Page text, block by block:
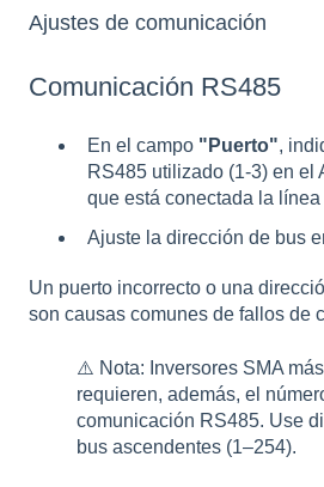
Ajustes de comunicación
Comunicación RS485
En el campo "Puerto",
RS485 utilizado (1-3) en el
que está conectada la línea
Ajuste la dirección de bus
Un puerto incorrecto o una
son causas comunes de fallos de
⚠️ Nota: Inversores SMA
requieren, además, el
comunicación RS485. Use
bus ascendentes (1–254).